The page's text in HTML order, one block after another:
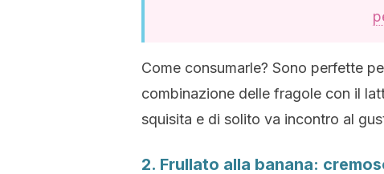
Come consumarle? Sono perfette
combinazione delle fragole con il
squisita e di solito va incontro al
2. Frullato alla banana: